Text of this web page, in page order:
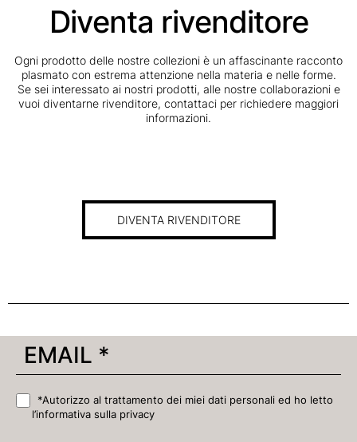
Diventa rivenditore
Ogni prodotto delle nostre collezioni è un affascinante racconto
plasmato con estrema attenzione nella materia e nelle forme.
Se sei interessato ai nostri prodotti, alle nostre collaborazioni e
vuoi diventarne rivenditore, contattaci per richiedere maggiori
informazioni.
DIVENTA RIVENDITORE
*Autorizzo al trattamento dei miei dati personali ed ho letto
l’informativa sulla privacy